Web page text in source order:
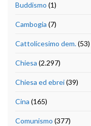
Buddismo (1)
Cambogia (7)
Cattolicesimo dem.(53)
Chiesa (2.297)
Chiesa ed ebrei(39)
Cina (165)
Comunismo (377)